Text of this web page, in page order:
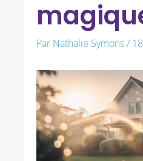
Par Nathalie Symons/